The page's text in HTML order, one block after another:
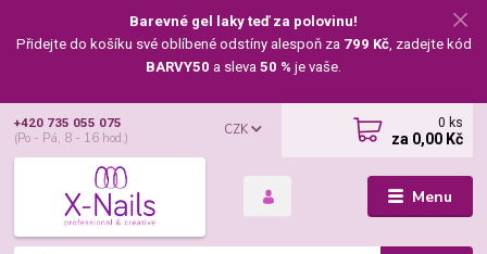
Barevné gel laky teď za polovinu!
Přidejte do košíku své oblíbené odstíny alespoň za 799 Kč, zadejte kód
BARVY50 a sleva 50 % je vaše.
Menu
CZK
+420 735 055 075
(Po - Pá, 8 - 16 hod.)
0 ks
za 0,00 Kč